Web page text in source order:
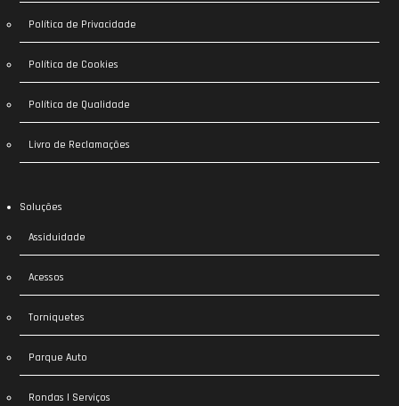
Política de Privacidade
Política de Cookies
Política de Qualidade
Livro de Reclamações
Soluções
Assiduidade
Acessos
Torniquetes
Parque Auto
Rondas | Serviços